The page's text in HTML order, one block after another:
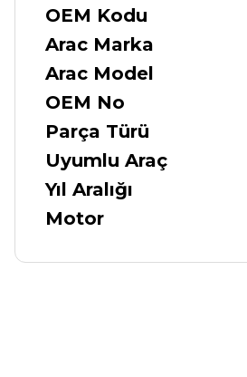
OEM Kodu
Arac Marka
Arac Model
OEM No
Parça Türü
Uyumlu Araç
Yıl Aralığı
Motor